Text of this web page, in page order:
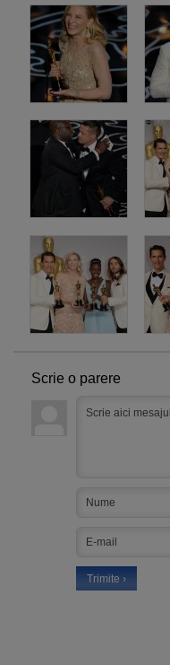
Scrie o parere